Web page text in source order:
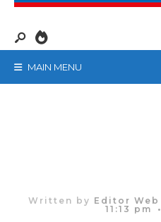
MAIN MENU
Written by Editor Web
11:13 pm
•